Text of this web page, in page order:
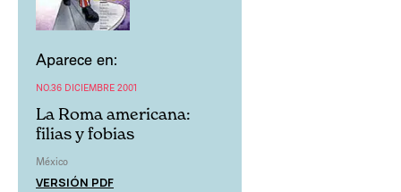
Aparece en:
NO.36 DICIEMBRE 2001
La Roma americana:
filias y fobias
México
VERSIÓN PDF